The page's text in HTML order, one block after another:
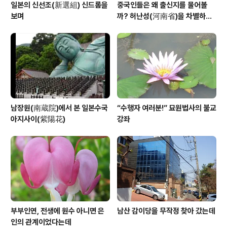
일본의 신선조(新選組) 신드롬을
보며
중국인들은 왜 출신지를 물어볼
까? 허난성(河南省)을 차별하는
남장원(南蔵院)에서 본 일본수국
아지사이(紫陽花)
“수행자 여러분!” 묘원법사의 불교
강좌
부부인연, 전생에 원수 아니면 은
인의 관계이었다는데
남산 감이당을 무작정 찾아 갔는데